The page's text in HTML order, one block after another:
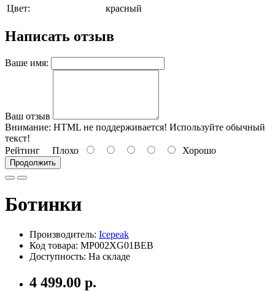
Цвет:
красный
Написать отзыв
Ваше имя:
Ваш отзыв
Внимание: HTML не поддерживается! Используйте обычный
текст!
Рейтинг Плохо Хорошо
Продолжить
Ботинки
Производитель: Icepeak
Код товара: MP002XG01BEB
Доступность: На складе
4 499.00 р.